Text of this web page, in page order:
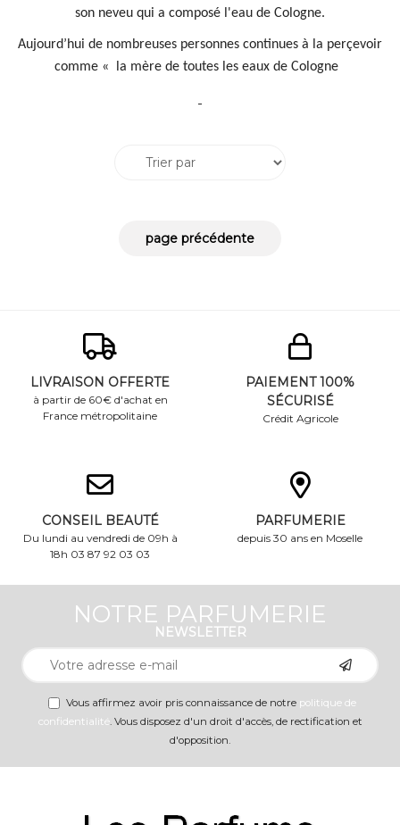
son neveu qui a composé l'eau de Cologne.
Aujourd’hui de nombreuses personnes continues à la perçevoir
comme « la mère de toutes les eaux de Cologne
LIVRAISON OFFERTE
à partir de 60€ d'achat en
France métropolitaine
PAIEMENT 100%
SÉCURISÉ
Crédit Agricole
CONSEIL BEAUTÉ
Du lundi au vendredi de 09h à
18h 03 87 92 03 03
PARFUMERIE
depuis 30 ans en Moselle
NOTRE PARFUMERIE
NEWSLETTER
Vous affirmez avoir pris connaissance de notre politique de
confidentialité. Vous disposez d'un droit d'accès, de rectification et
d'opposition.